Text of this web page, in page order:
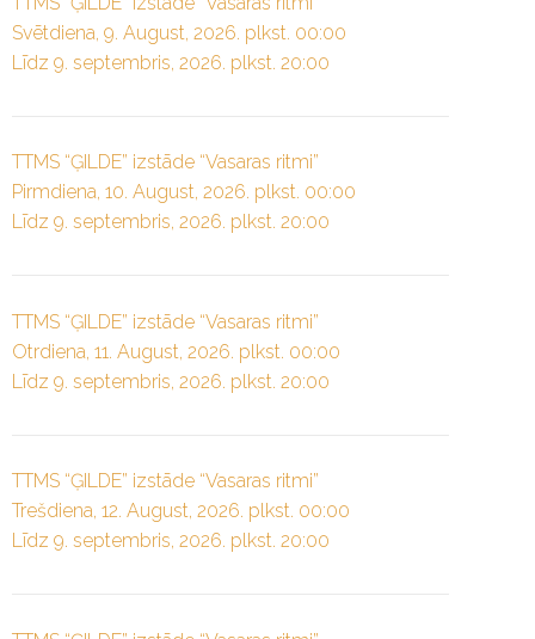
Svētdiena, 9. August, 2026. plkst. 00:00
Līdz 9. septembris, 2026. plkst. 20:00
TTMS “ĢILDE” izstāde “Vasaras ritmi”
Pirmdiena, 10. August, 2026. plkst. 00:00
Līdz 9. septembris, 2026. plkst. 20:00
TTMS “ĢILDE” izstāde “Vasaras ritmi”
Otrdiena, 11. August, 2026. plkst. 00:00
Līdz 9. septembris, 2026. plkst. 20:00
TTMS “ĢILDE” izstāde “Vasaras ritmi”
Trešdiena, 12. August, 2026. plkst. 00:00
Līdz 9. septembris, 2026. plkst. 20:00